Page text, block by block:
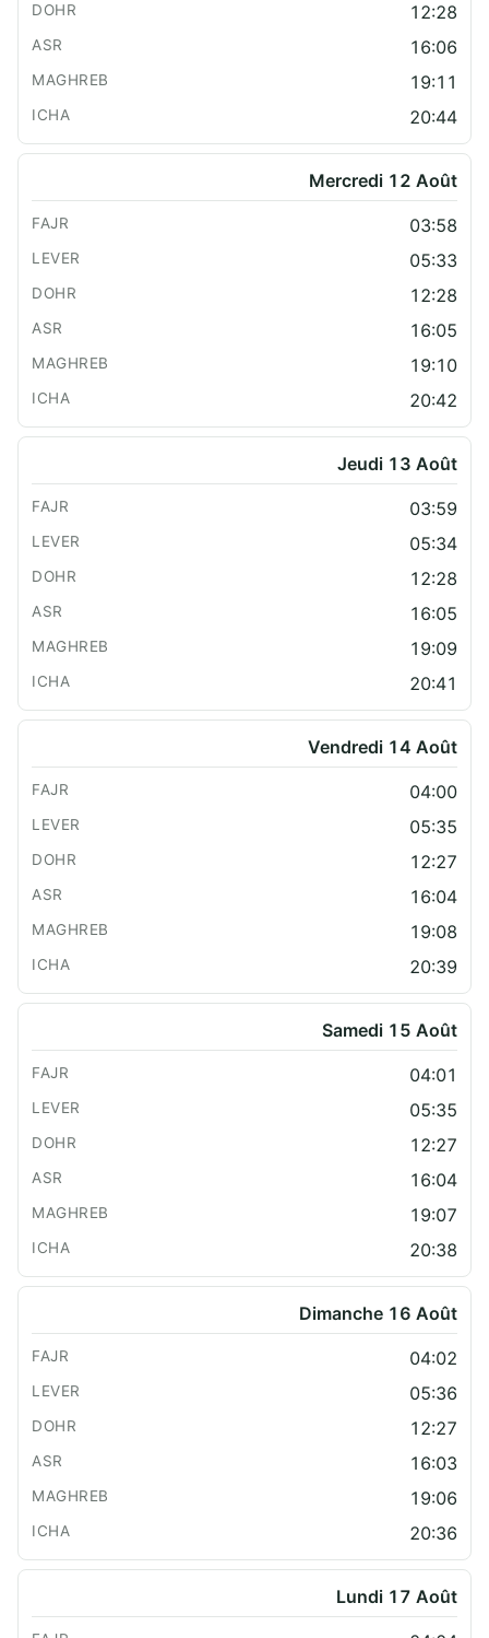
12:28
16:06
19:11
20:44
Mercredi 12 Août
03:58
05:33
12:28
16:05
19:10
20:42
Jeudi 13 Août
03:59
05:34
12:28
16:05
19:09
20:41
Vendredi 14 Août
04:00
05:35
12:27
16:04
19:08
20:39
Samedi 15 Août
04:01
05:35
12:27
16:04
19:07
20:38
Dimanche 16 Août
04:02
05:36
12:27
16:03
19:06
20:36
Lundi 17 Août